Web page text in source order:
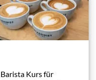
Barista Kurs für